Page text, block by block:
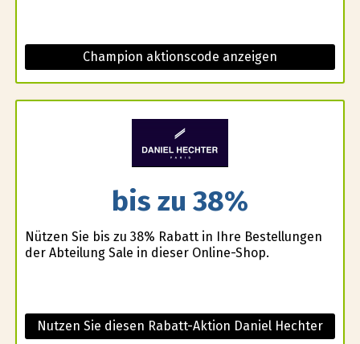
Champion aktionscode anzeigen
bis zu 38%
Nützen Sie bis zu 38% Rabatt in Ihre Bestellungen
der Abteilung Sale in dieser Online-Shop.
Nutzen Sie diesen Rabatt-Aktion Daniel Hechter